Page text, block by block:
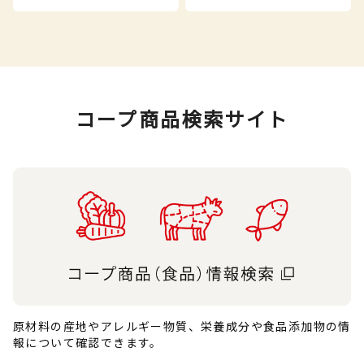
コープ商品検索サイト
原材料の産地やアレルギー物質、栄養成分や食品添加物の情
報について確認できます。